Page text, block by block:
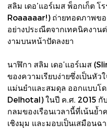
สลิม เดอ’แอร์เมส พ็อกเก็ต
Roaaaaar!) ถ่ายทอดภาพข
อย่างประณีต​จากเทคนิคงาน
งามบนหน้าปัดลงยา
นาฬิกา สลิม เดอ’แอร์เมส
ของความเรียบง่ายซึ่งเป็นหั
แม่นยำและสมดุล ออกแบบโ
Delhotal) ในปี ค.ศ. 2015 กั
กลมของเรือนเวลานี้ที่เน้นย้
เชิงมุม และมอบเป็นเสมือน